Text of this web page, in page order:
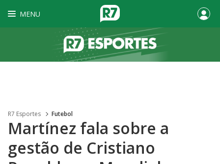
MENU
R7 Esportes Futebol
Martínez fala sobre a
gestão de Cristiano